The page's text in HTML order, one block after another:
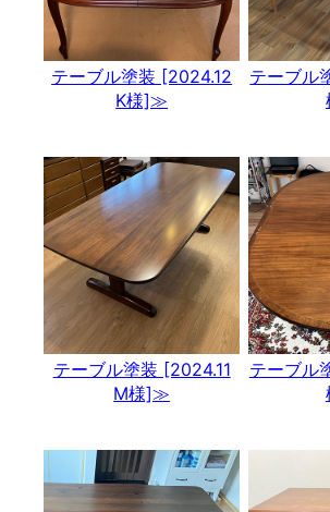
テーブル塗装 [2024.12
K様]≫
テーブル
テーブル塗装 [2024.11
M様]≫
テーブル